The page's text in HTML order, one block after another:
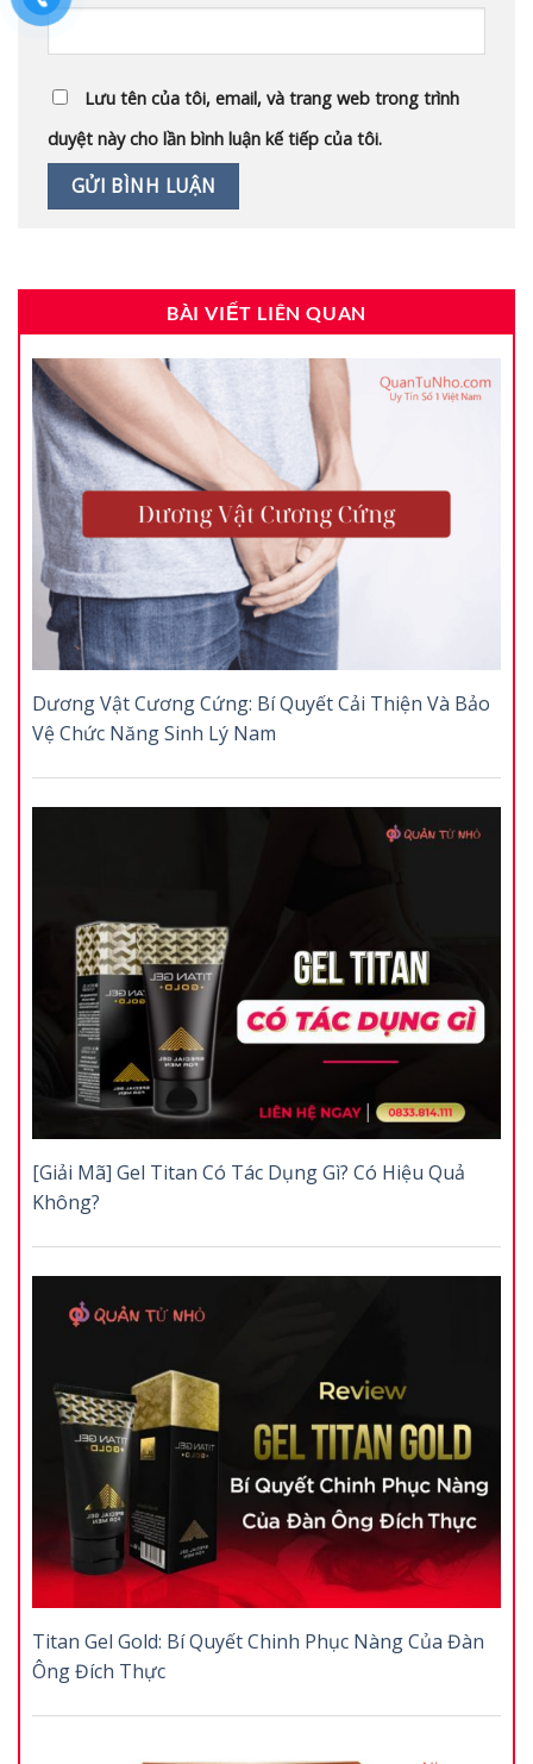
Lưu tên của tôi, email, và trang web trong trình
duyệt này cho lần bình luận kế tiếp của tôi.
BÀI VIẾT LIÊN QUAN
Dương Vật Cương Cứng: Bí Quyết Cải Thiện Và Bảo
Vệ Chức Năng Sinh Lý Nam
[Giải Mã] Gel Titan Có Tác Dụng Gì? Có Hiệu Quả
Không?
Titan Gel Gold: Bí Quyết Chinh Phục Nàng Của Đàn
Ông Đích Thực